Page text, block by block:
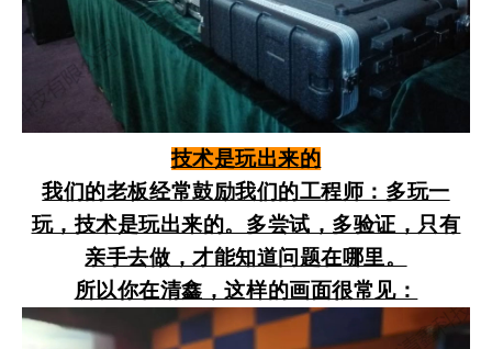
技术是玩出来的
我们的老板经常鼓励我们的工程师：多玩一
玩，技术是玩出来的。多尝试，多验证，只有
亲手去做，才能知道问题在哪里。
所以你在清鑫，这样的画面很常见：